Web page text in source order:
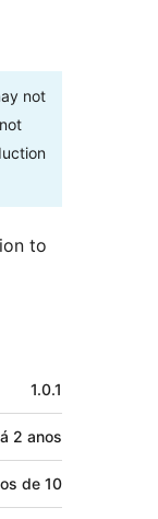
not
to
1.0.1
2 anos
de 10